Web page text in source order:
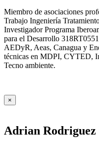
Miembro de asociaciones
Trabajo Ingeniería
Investigador Programa
para el Desarrollo
AEDyR, Aeas, Canagua y
técnicas en MDPI, CYTED,
Tecno ambiente.
×
Adrian Rodriguez